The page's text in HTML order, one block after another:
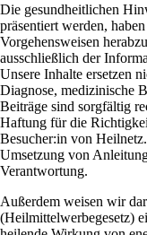
Die gesundheitlichen
präsentiert werden,
Vorgehensweisen
ausschließlich der
Unsere Inhalte ersetzen
Diagnose, medizinische
Beiträge sind sorgfältig
Haftung für die
Besucher:in von
Umsetzung von
Verantwortung.
Außerdem weisen wir
(Heilmittelwerbegesetz)